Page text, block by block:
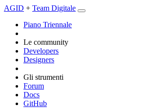
AGID + Team Digitale
Piano Triennale
Le community
Developers
Designers
Gli strumenti
Forum
Docs
GitHub